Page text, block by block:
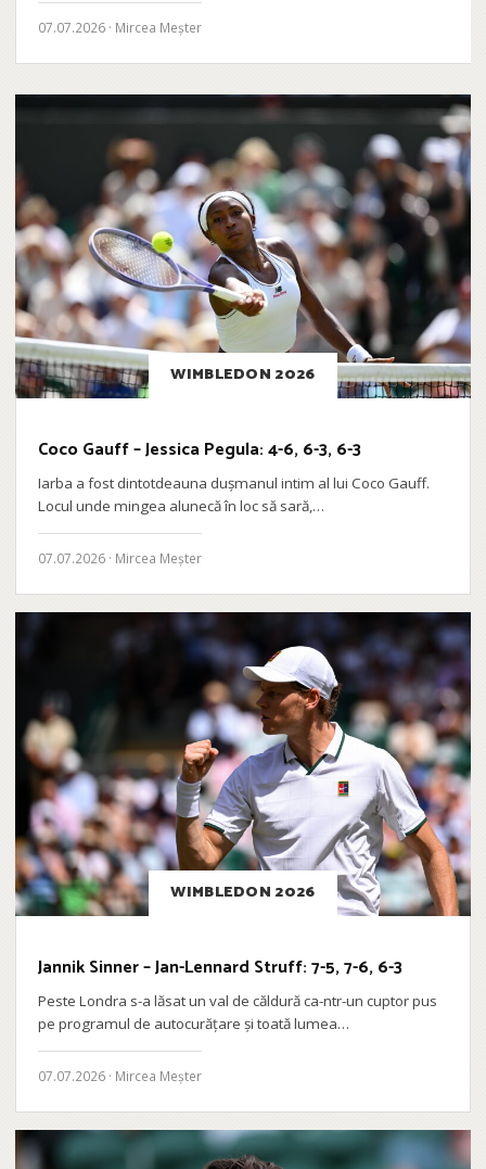
07.07.2026 · Mircea Meșter
WIMBLEDON 2026
Coco Gauff – Jessica Pegula: 4-6, 6-3, 6-3
Iarba a fost dintotdeauna dușmanul intim al lui Coco Gauff.
Locul unde mingea alunecă în loc să sară,…
07.07.2026 · Mircea Meșter
WIMBLEDON 2026
Jannik Sinner – Jan-Lennard Struff: 7-5, 7-6, 6-3
Peste Londra s-a lăsat un val de căldură ca-ntr-un cuptor pus
pe programul de autocurățare și toată lumea…
07.07.2026 · Mircea Meșter